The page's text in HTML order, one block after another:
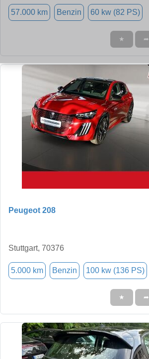
57.000 km Benzin 60 kw (82 PS)
★ ➦
Peugeot 208
Stuttgart, 70376
5.000 km Benzin 100 kw (136 PS)
★ ➦